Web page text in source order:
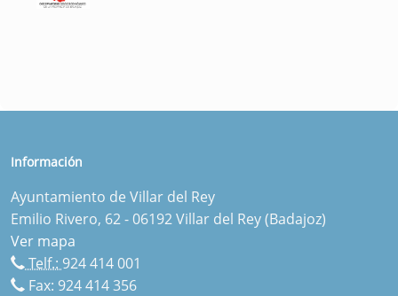
Información
Ayuntamiento de Villar del Rey
Emilio Rivero, 62 - 06192 Villar del Rey (Badajoz)
Ver mapa
Telf.: 924 414 001
Fax: 924 414 356